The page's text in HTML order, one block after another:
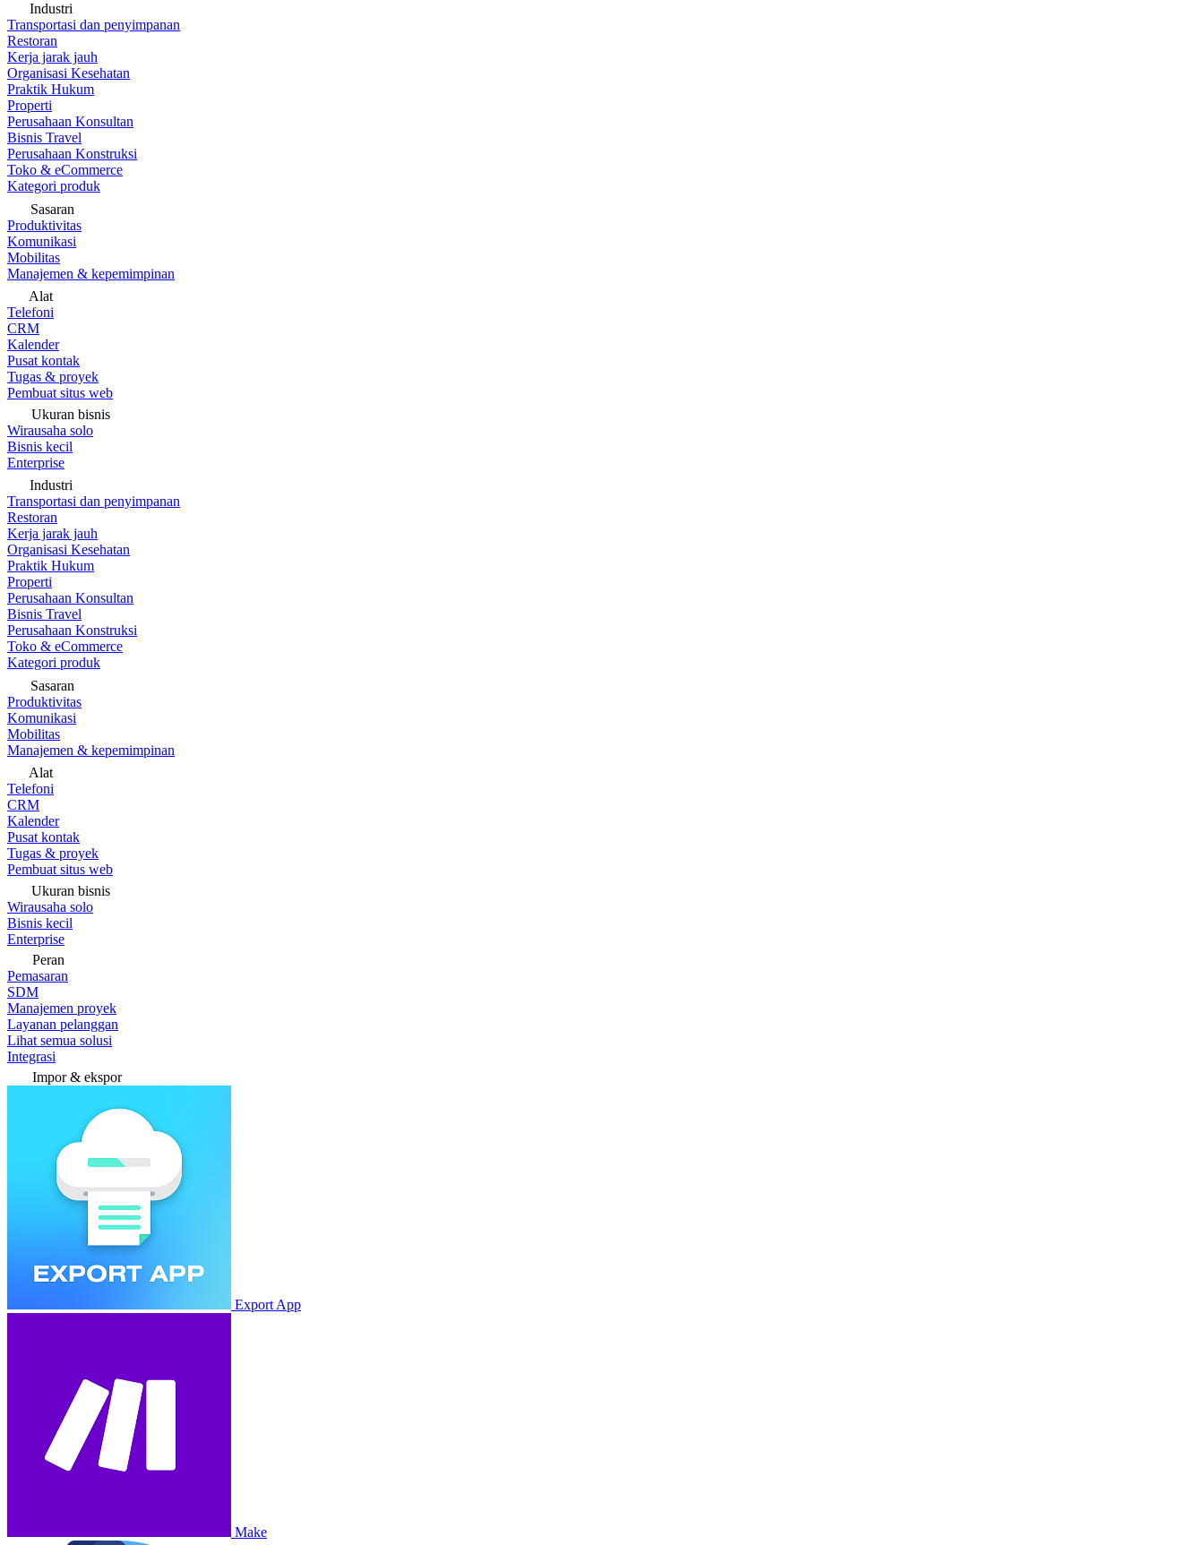
Industri
Transportasi dan penyimpanan
Restoran
Kerja jarak jauh
Organisasi Kesehatan
Praktik Hukum
Properti
Perusahaan Konsultan
Bisnis Travel
Perusahaan Konstruksi
Toko & eCommerce
Kategori produk
Sasaran
Produktivitas
Komunikasi
Mobilitas
Manajemen & kepemimpinan
Alat
Telefoni
CRM
Kalender
Pusat kontak
Tugas & proyek
Pembuat situs web
Ukuran bisnis
Wirausaha solo
Bisnis kecil
Enterprise
Industri
Transportasi dan penyimpanan
Restoran
Kerja jarak jauh
Organisasi Kesehatan
Praktik Hukum
Properti
Perusahaan Konsultan
Bisnis Travel
Perusahaan Konstruksi
Toko & eCommerce
Kategori produk
Sasaran
Produktivitas
Komunikasi
Mobilitas
Manajemen & kepemimpinan
Alat
Telefoni
CRM
Kalender
Pusat kontak
Tugas & proyek
Pembuat situs web
Ukuran bisnis
Wirausaha solo
Bisnis kecil
Enterprise
Peran
Pemasaran
SDM
Manajemen proyek
Layanan pelanggan
Lihat semua solusi
Integrasi
Impor & ekspor
Export App
Make